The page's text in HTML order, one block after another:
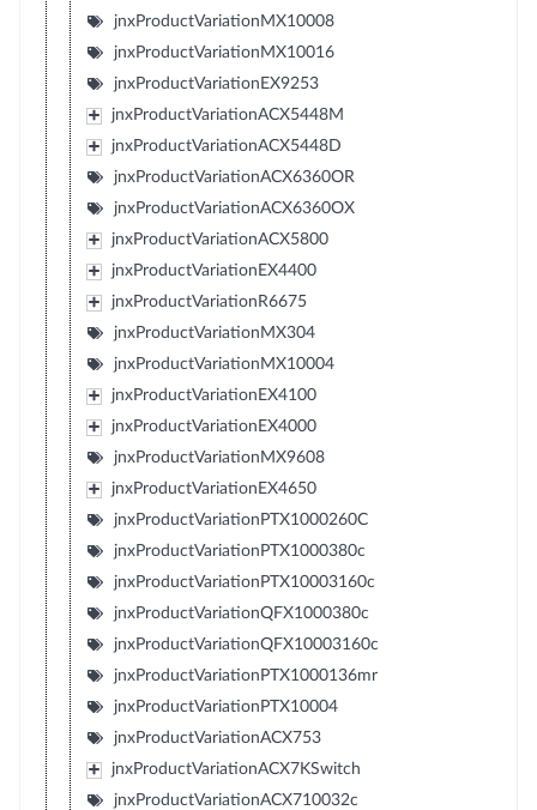
jnxProductVariationMX10008
jnxProductVariationMX10016
jnxProductVariationEX9253
jnxProductVariationACX5448M
jnxProductVariationACX5448D
jnxProductVariationACX6360OR
jnxProductVariationACX6360OX
jnxProductVariationACX5800
jnxProductVariationEX4400
jnxProductVariationR6675
jnxProductVariationMX304
jnxProductVariationMX10004
jnxProductVariationEX4100
jnxProductVariationEX4000
jnxProductVariationMX9608
jnxProductVariationEX4650
jnxProductVariationPTX1000260C
jnxProductVariationPTX1000380c
jnxProductVariationPTX10003160c
jnxProductVariationQFX1000380c
jnxProductVariationQFX10003160c
jnxProductVariationPTX1000136mr
jnxProductVariationPTX10004
jnxProductVariationACX753
jnxProductVariationACX7KSwitch
jnxProductVariationACX710032c